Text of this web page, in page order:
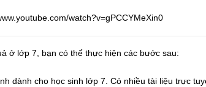
watch?v=gPCCYMeXin0
ở lớp 7, bạn có thể thực hiện các bước sau:
dành cho học sinh lớp 7. Có nhiều tài liệu trực